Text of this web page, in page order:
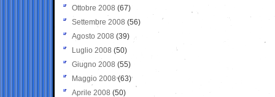
Ottobre 2008 (67)
Settembre 2008 (56)
Agosto 2008 (39)
Luglio 2008 (50)
Giugno 2008 (55)
Maggio 2008(63)
Aprile 2008 (50)